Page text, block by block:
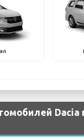
Dacia